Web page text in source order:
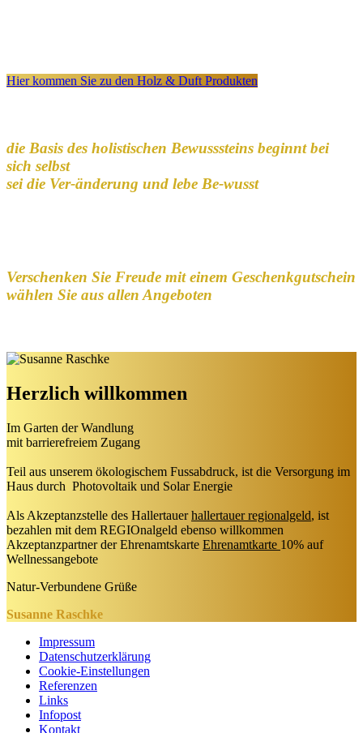
Hier kommen Sie zu den Holz & Duft Produkten
die Basis des holistischen Bewusssteins beginnt bei
sich selbst
sei die Ver-änderung und lebe Be-wusst
Verschenken Sie Freude mit einem Geschenkgutschein
wählen Sie aus allen Angeboten
Herzlich willkommen
Im Garten der Wandlung
mit barrierefreiem Zugang
Teil aus unserem ökologischem Fussabdruck, ist die Versorgung im
Haus durch Photovoltaik und Solar Energie
Als Akzeptanzstelle des Hallertauerhallertauer regionalgeld, ist
bezahlen mit dem REGIOnalgeld ebenso willkommen
Akzeptanzpartner der Ehrenamtskarte Ehrenamtkarte 10% auf
Wellnessangebote
Natur-Verbundene Grüße
Susanne Raschke
Impressum
Datenschutzerklärung
Cookie-Einstellungen
Referenzen
Links
Infopost
Kontakt